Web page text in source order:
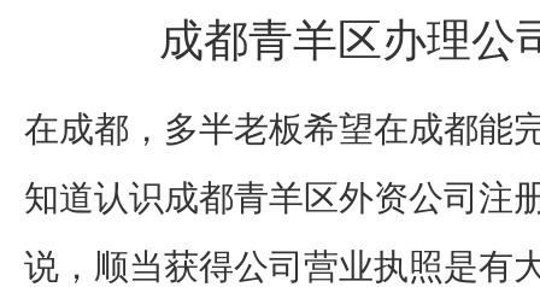
成都青羊区办理公
在成都，多半老板希望在成都能
知道认识成都青羊区外资公司注
说，顺当获得公司营业执照是有